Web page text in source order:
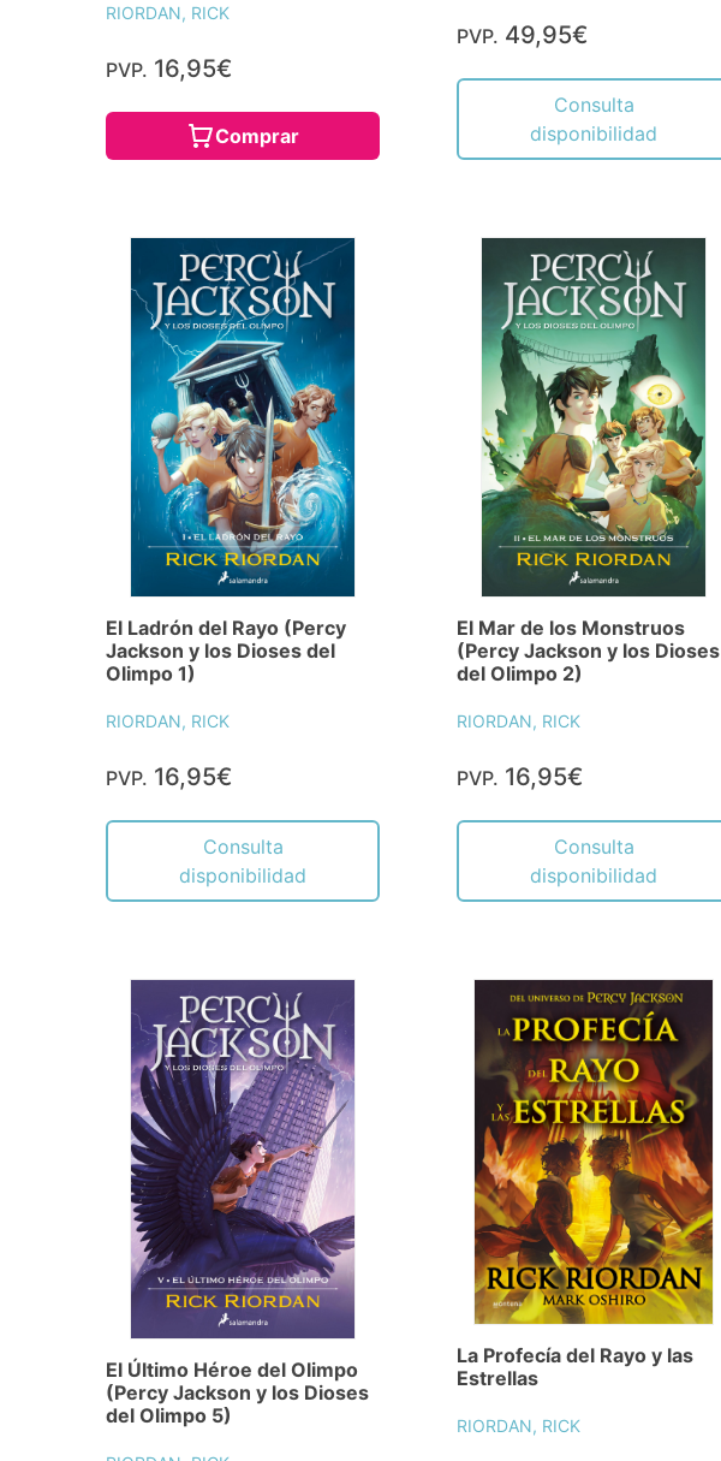
RIORDAN, RICK
PVP. 16,95€
Comprar
PVP. 49,95€
Consulta
disponibilidad
El Ladrón del Rayo (Percy
Jackson y los Dioses del
Olimpo 1)
RIORDAN, RICK
PVP. 16,95€
Consulta
disponibilidad
El Mar de los Monstruos
(Percy Jackson y los Dioses
del Olimpo 2)
RIORDAN, RICK
PVP. 16,95€
Consulta
disponibilidad
El Último Héroe del Olimpo
(Percy Jackson y los Dioses
del Olimpo 5)
La Profecía del Rayo y las
Estrellas
RIORDAN, RICK